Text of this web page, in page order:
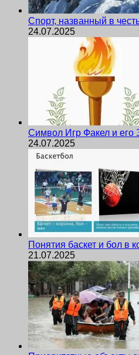
Спорт, названный в
24.07.2025
Символ Игр Факел и его
24.07.2025
Понятия баскет и бол в
21.07.2025